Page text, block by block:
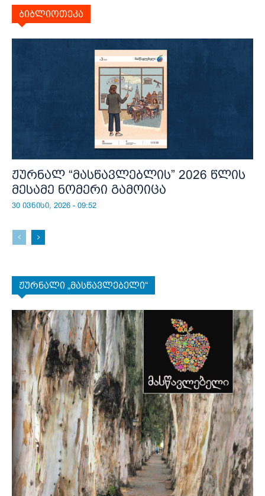
ბიბლიოთეკა
ჟურნალ “მასწავლებლის” 2026 წლის
მესამე ნომერი გამოიცა
30 ივნისი, 2026 - 09:52
ჟურნალი „მასწავლებელი“